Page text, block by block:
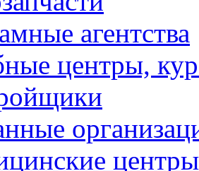
агентства
центры,
центры